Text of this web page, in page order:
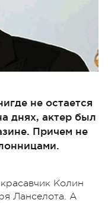
не остается
днях, актер был
Причем не
Колин
Ланселота. А